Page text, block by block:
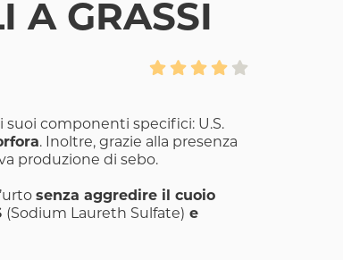
A GRASSI
suoi componenti specifici: U.S.
. Inoltre, grazie alla presenza
produzione di sebo.
senza aggredire il cuoio
(Sodium Laureth Sulfate) e